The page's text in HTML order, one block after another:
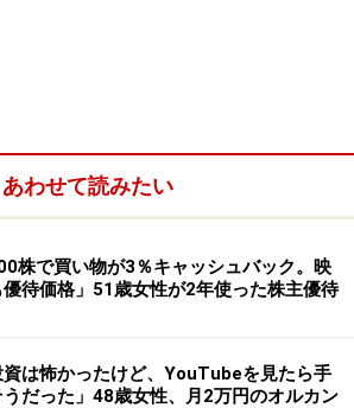
あわせて読みたい
株で買い物が3％キャッシュバック。映
待価格」51歳女性が2年使った株主優待
資は怖かったけど、YouTubeを見たら手
だった」48歳女性、月2万円のオルカン